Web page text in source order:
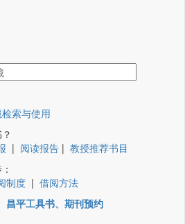
索与使用
| 阅读报告 | 教授推荐书目
制度 | 借阅方法
昌平工具书、期刊预约